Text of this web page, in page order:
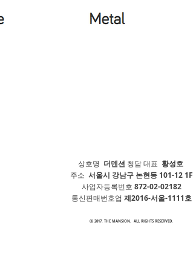
상호명 더멘션 청담 대표 황성호
주소 서울시 강남구 논현동 101-12 1F
사업자등록번호 872-02-02182
통신판매번호업 제2016-서울-1111호
ⓒ 2017. THE MANSION. ALL RIGHTS RESERVED.